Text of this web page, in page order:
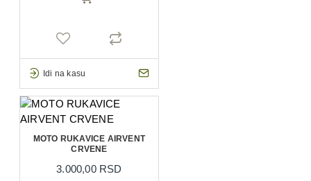
Idi na kasu
MOTO RUKAVICE AIRVENT
CRVENE
3.000,00 RSD